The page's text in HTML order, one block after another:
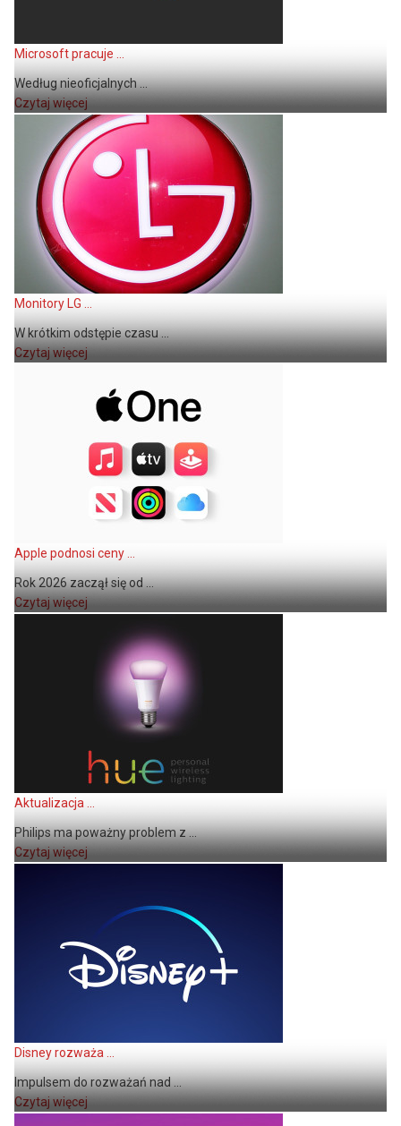
Microsoft pracuje ...
Według nieoficjalnych ...
Czytaj więcej
Monitory LG ...
W krótkim odstępie czasu ...
Czytaj więcej
Apple podnosi ceny ...
Rok 2026 zaczął się od ...
Czytaj więcej
Aktualizacja ...
Philips ma poważny problem z ...
Czytaj więcej
Disney rozważa ...
Impulsem do rozważań nad ...
Czytaj więcej